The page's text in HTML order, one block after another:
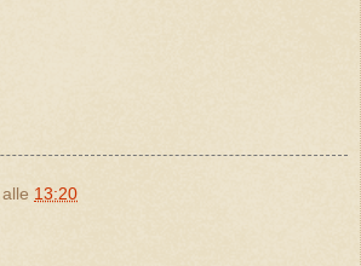
alle 13:20